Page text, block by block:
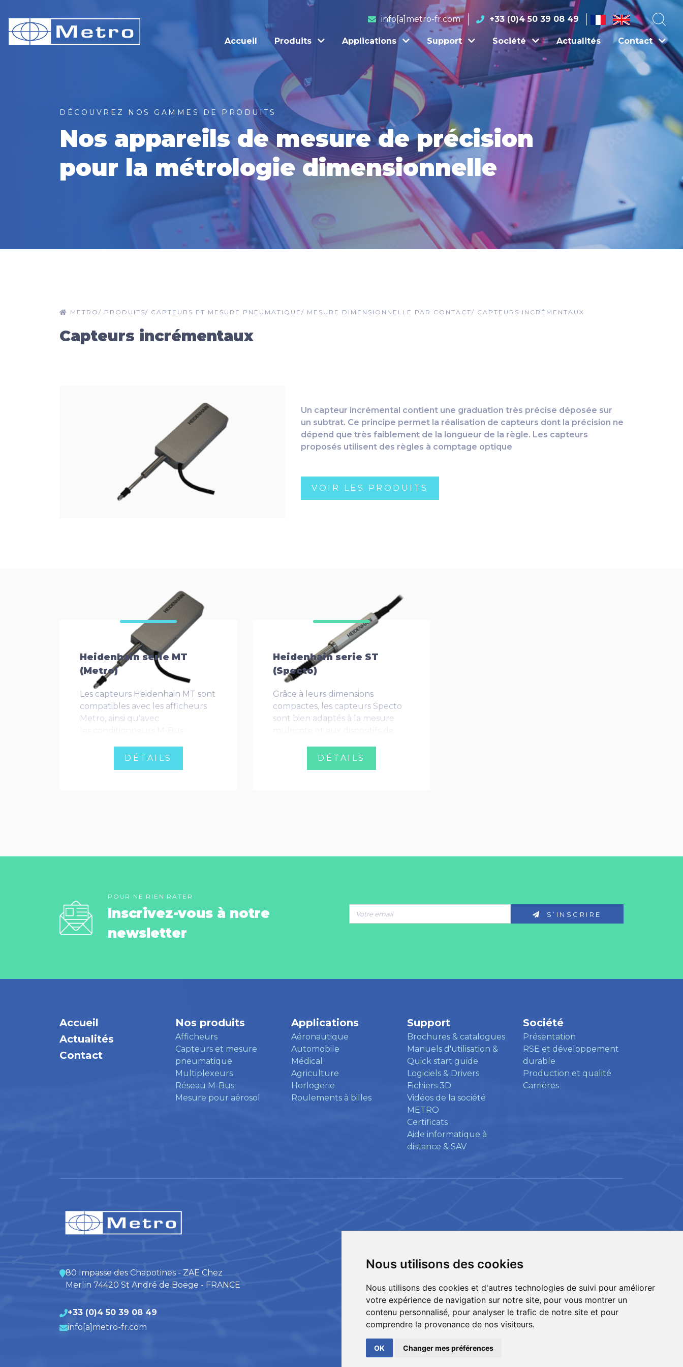
Nous utilisons des cookies
Nous utilisons des cookies et d'autres technologies de suivi pour améliorer
votre expérience de navigation sur notre site, pour vous montrer un
contenu personnalisé, pour analyser le trafic de notre site et pour
comprendre la provenance de nos visiteurs.
OK Changer mes préférences
info[a]metro-fr.com +33 (0)4 50 39 08 49
Accueil Produits Applications Support Société Actualités Contact
DÉCOUVREZ NOS GAMMES DE PRODUITS
Nos appareils de mesure de précision
pour la métrologie dimensionnelle
METRO / PRODUITS/ CAPTEURS ET MESURE PNEUMATIQUE / MESURE DIMENSIONNELLE PAR CONTACT/ CAPTEURS INCRÉMENTAUX
Capteurs incrémentaux
Un capteur incrémental contient une graduation très précise déposée sur
un subtrat. Ce principe permet la réalisation de capteurs dont la précision ne
dépend que très faiblement de la longueur de la règle. Les capteurs
proposés utilisent des règles à comptage optique
VOIR LES PRODUITS
Heidenhain serie MT
(Metro)
Les capteurs Heidenhain MT sont
compatibles avec les afficheurs
Metro, ainsi qu'avec
DÉTAILS
Heidenhain serie ST
(Specto)
Grâce à leurs dimensions
compactes, les capteurs Specto
sont bien adaptés à la mesure
DÉTAILS
POUR NE RIEN RATER
Inscrivez-vous à notre
newsletter
S’INSCRIRE
Accueil
Actualités
Contact
Nos produits
Afficheurs
Capteurs et mesure
pneumatique
Multiplexeurs
Réseau M-Bus
Mesure pour aérosol
Applications
Aéronautique
Automobile
Médical
Agriculture
Horlogerie
Roulements à billes
Support
Brochures & catalogues
Manuels d'utilisation &
Quick start guide
Logiciels & Drivers
Fichiers 3D
Vidéos de la société
METRO
Certificats
Aide informatique à
distance & SAV
Société
Présentation
RSE et développement
durable
Production et qualité
Carrières
80 Impasse des Chapotines - ZAE Chez
Merlin 74420 St André de Boëge - FRANCE
+33 (0)4 50 39 08 49
info[a]metro-fr.com
Suivez Metro
sociaux
© COPYRIGHT 2026 METRO | TOUS DROITS RÉSERVÉS
MENTIONS LÉGALES|PLAN DU SITE
FAIT AVEC